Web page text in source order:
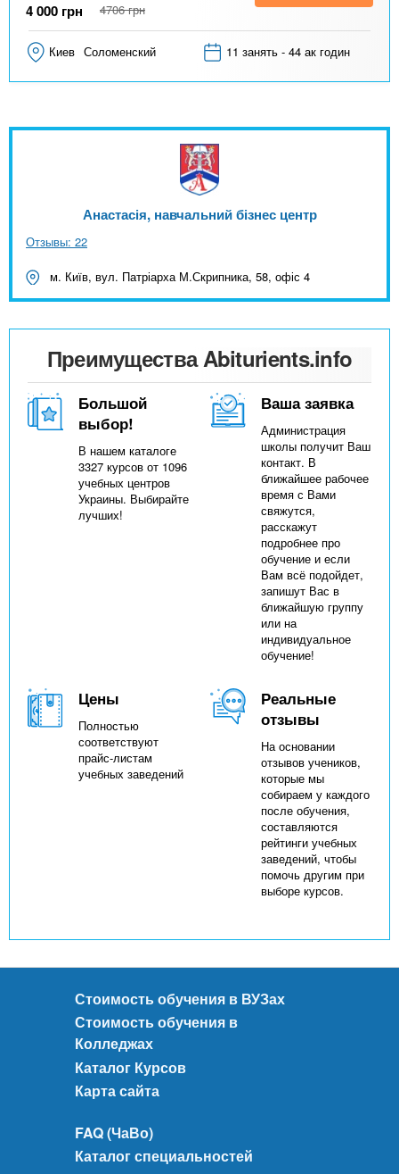
4 000 грн 4706 грн
Киев Соломенский 11 занять - 44 ак годин
Анастасія, навчальний бізнес центр
Отзывы: 22
м. Київ, вул. Патріарха М.Скрипника, 58, офіс 4
Преимущества Abiturients.info
Большой
выбор!
В нашем каталоге
3327 курсов от 1096
учебных центров
Украины. Выбирайте
лучших!
Ваша заявка
Администрация
школы получит Ваш
контакт. В
ближайшее рабочее
время с Вами
свяжутся,
расскажут
подробнее про
обучение и если
Вам всё подойдет,
запишут Вас в
ближайшую группу
или на
индивидуальное
обучение!
Цены
Полностью
соответствуют
прайс-листам
учебных заведений
Реальные
отзывы
На основании
отзывов учеников,
которые мы
собираем у каждого
после обучения,
составляются
рейтинги учебных
заведений, чтобы
помочь другим при
выборе курсов.
Стоимость обучения в ВУЗах
Стоимость обучения в
Колледжах
Каталог Курсов
Карта сайта
FAQ (ЧаВо)
Каталог специальностей